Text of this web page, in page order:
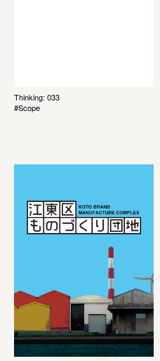
Thinking: 033
#Scope